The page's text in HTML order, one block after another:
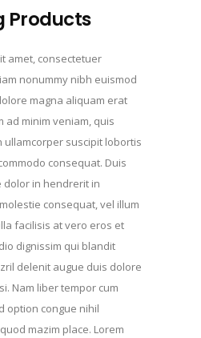
Products
amet, consectetuer
nonummy nibh euismod
magna aliquam erat
ad minim veniam, quis
ullamcorper suscipit lobortis
consequat. Duis
dolor in hendrerit in
consequat, vel illum
facilisis at vero eros et
dignissim qui blandit
delenit augue duis dolore
Nam liber tempor cum
option congue nihil
mazim place. Lorem